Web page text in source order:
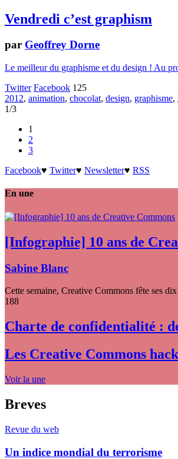
Vendredi c’est graphism
par Geoffrey Dorne
Le meilleur du graphisme et du design ! Au
Twitter Facebook 125
2012, animation, chocolat, design, graphisme,
1/3
1
2
3
Facebook♥ Twitter♥ Newsletter♥ RSS
En une
[Infographie] 10 ans de
Sabine Blanc
Cette semaine, Creative Commons fête ses
188
Charte de confidentialité :
Les Creative Commons
Voir la une
Breves
Revue du web
Un indice mondial du terrorisme